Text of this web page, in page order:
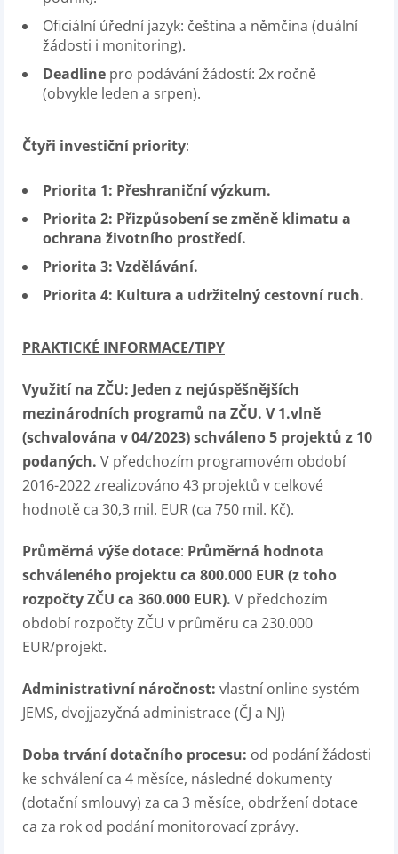
Oficiální úřední jazyk: čeština a němčina (duální
žádosti i monitoring).
Deadline pro podávání žádostí: 2x ročně
(obvykle leden a srpen).
Čtyři investiční priority:
Priorita 1: Přeshraniční výzkum.
Priorita 2: Přizpůsobení se změně klimatu a
ochrana životního prostředí.
Priorita 3: Vzdělávání.
Priorita 4: Kultura a udržitelný cestovní ruch.
PRAKTICKÉ INFORMACE/TIPY
Využití na ZČU: Jeden z nejúspěšnějších
mezinárodních programů na ZČU. V 1.vlně
(schvalována v 04/2023) schváleno 5 projektů z 10
podaných. V předchozím programovém období
2016-2022 zrealizováno 43 projektů v celkové
hodnotě ca 30,3 mil. EUR (ca 750 mil. Kč).
Průměrná výše dotace: Průměrná hodnota
schváleného projektu ca 800.000 EUR (z toho
rozpočty ZČU ca 360.000 EUR). V předchozím
období rozpočty ZČU v průměru ca 230.000
EUR/projekt.
Administrativní náročnost: vlastní online systém
JEMS, dvojjazyčná administrace (ČJ a NJ)
Doba trvání dotačního procesu: od podání žádosti
ke schválení ca 4 měsíce, následné dokumenty
(dotační smlouvy) za ca 3 měsíce, obdržení dotace
ca za rok od podání monitorovací zprávy.